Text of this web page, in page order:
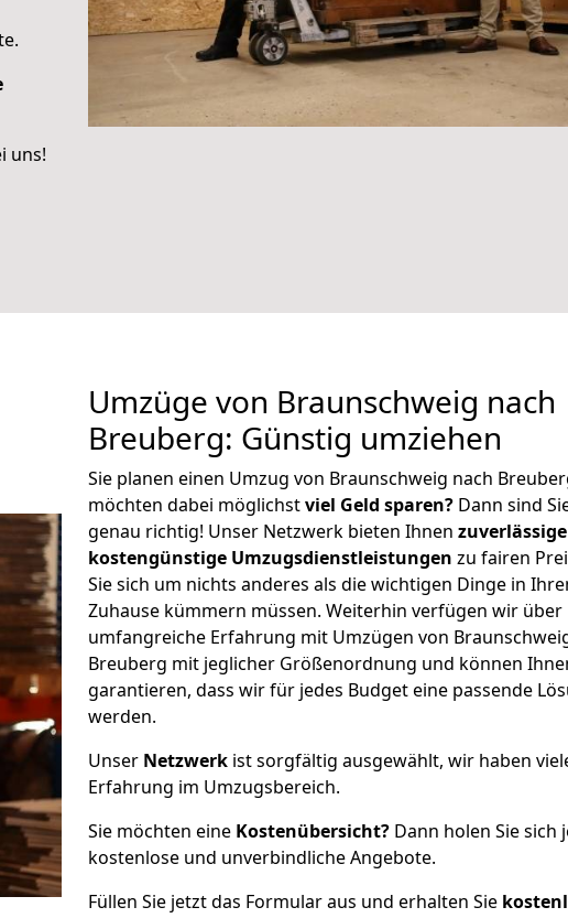
uns!
Umzüge von Braunschweig nach
Breuberg: Günstig umziehen
Sie planen einen Umzug von Braunschweig nach
möchten dabei möglichstviel Geld sparen? Dann sind
genau richtig! Unser Netzwerk bieten Ihnen zuverlässige
kostengünstige Umzugsdienstleistungen zu fairen
Sie sich um nichts anderes als die wichtigen Dinge in
Zuhause kümmern müssen. Weiterhin verfügen wir über
umfangreiche Erfahrung mit Umzügen von
Breuberg mit jeglicher Größenordnung und können
garantieren, dass wir für jedes Budget eine passende
werden.
Unser Netzwerk ist sorgfältig ausgewählt, wir haben
Erfahrung im Umzugsbereich.
Sie möchten eine Kostenübersicht? Dann holen Sie sich
kostenlose und unverbindliche Angebote.
Füllen Sie jetzt das Formular aus und erhalten Sie